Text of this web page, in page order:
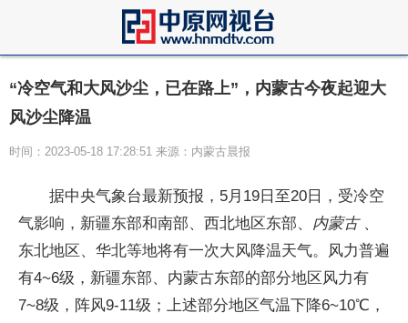
“冷空气和大风沙尘，已在路上”，内蒙古今夜起迎大
风沙尘降温
时间：2023-05-18 17:28:51 来源：内蒙古晨报
据中央气象台最新预报，5月19日至20日，受冷空
气影响，新疆东部和南部、西北地区东部、 内蒙古、
东北地区、华北等地将有一次大风降温天气。风力普遍
有4~6级，新疆东部、内蒙古东部的部分地区风力有
7~8级，阵风9-11级；上述部分地区气温下降6~10℃，